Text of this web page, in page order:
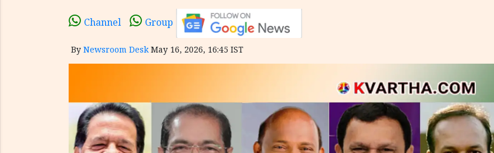
Channel Group
By Newsroom Desk May 16, 2026, 16:45 IST